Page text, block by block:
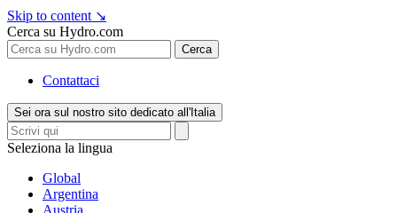
Skip to content ↘
Cerca su Hydro.com
Cerca
Contattaci
Sei ora sul nostro sito dedicato all'Italia
Seleziona la lingua
Global
Argentina
Austria